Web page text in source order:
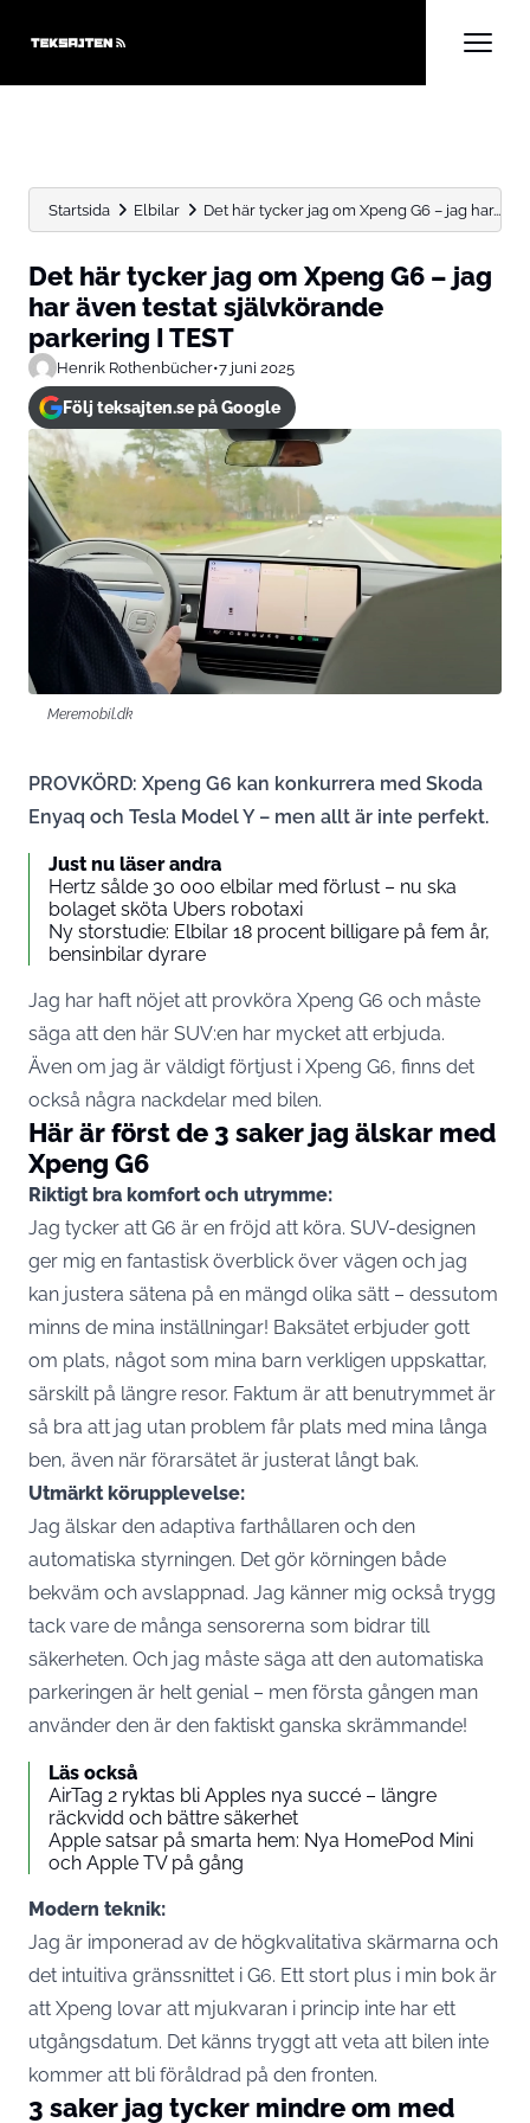
Startsida Elbilar Det här tycker jag om Xpeng G6 – jag har...
Det här tycker jag om Xpeng G6 – jag
har även testat självkörande
parkering I TEST
Henrik Rothenbücher•7 juni 2025
Följ teksajten.se på Google
Meremobil.dk
PROVKÖRD: Xpeng G6 kan konkurrera med Skoda
Enyaq och Tesla Model Y – men allt är inte perfekt.
Just nu läser andra
Hertz sålde 30 000 elbilar med förlust – nu ska
bolaget sköta Ubers robotaxi
Ny storstudie: Elbilar 18 procent billigare på fem år,
bensinbilar dyrare
Jag har haft nöjet att provköra Xpeng G6 och måste
säga att den här SUV:en har mycket att erbjuda.
Även om jag är väldigt förtjust i Xpeng G6, finns det
också några nackdelar med bilen.
Här är först de 3 saker jag älskar med
Xpeng G6
Riktigt bra komfort och utrymme:
Jag tycker att G6 är en fröjd att köra. SUV-designen
ger mig en fantastisk överblick över vägen och jag
kan justera sätena på en mängd olika sätt – dessutom
minns de mina inställningar! Baksätet erbjuder gott
om plats, något som mina barn verkligen uppskattar,
särskilt på längre resor. Faktum är att benutrymmet är
så bra att jag utan problem får plats med mina långa
ben, även när förarsätet är justerat långt bak.
Utmärkt körupplevelse:
Jag älskar den adaptiva farthållaren och den
automatiska styrningen. Det gör körningen både
bekväm och avslappnad. Jag känner mig också trygg
tack vare de många sensorerna som bidrar till
säkerheten. Och jag måste säga att den automatiska
parkeringen är helt genial – men första gången man
använder den är den faktiskt ganska skrämmande!
Läs också
AirTag 2 ryktas bli Apples nya succé – längre
räckvidd och bättre säkerhet
Apple satsar på smarta hem: Nya HomePod Mini
och Apple TV på gång
Modern teknik:
Jag är imponerad av de högkvalitativa skärmarna och
det intuitiva gränssnittet i G6. Ett stort plus i min bok är
att Xpeng lovar att mjukvaran i princip inte har ett
utgångsdatum. Det känns tryggt att veta att bilen inte
kommer att bli föråldrad på den fronten.
3 saker jag tycker mindre om med